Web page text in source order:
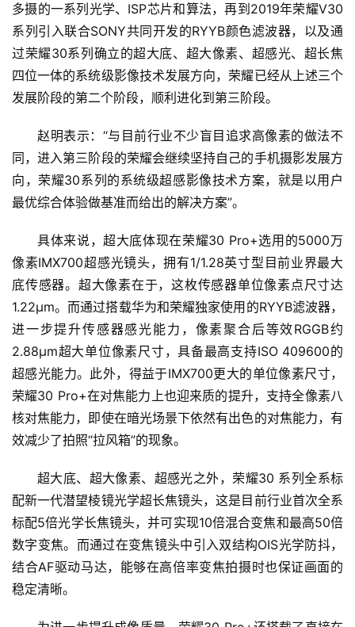
首
页
新
商
业
5
G
人
工
智
多摄的一系列光学、ISP芯片和算法，再到2019年荣耀V30
系列引入联合SONY共同开发的RYYB颜色滤波器，以及通
过荣耀30系列确立的超大底、超大像素、超感光、超长焦
四位一体的系统级影像技术发展方向，荣耀已经从上述三个
发展阶段的第二个阶段，顺利进化到第三阶段。
赵明表示：“与目前行业不少盲目追求高像素的做法不
同，进入第三阶段的荣耀会继续坚持自己的手机摄影发展方
向，荣耀30系列的系统级超感影像技术方案，就是以用户
最优综合体验做基准而给出的解决方案”。
具体来说，超大底体现在荣耀30 Pro+选用的5000万
像素IMX700超感光镜头，拥有1/1.28英寸型目前业界最大
底传感器。超大像素在于，这枚传感器单位像素点尺寸达
1.22μm。而通过搭载华为和荣耀独家使用的RYYB滤波器，
进一步提升传感器感光能力，像素聚合后等效RGGB约
2.88μm超大单位像素尺寸，具备最高支持ISO 409600的
超感光能力。此外，得益于IMX700更大的单位像素尺寸，
荣耀30 Pro+在对焦能力上也迎来质的提升，支持全像素八
核对焦能力，即使在暗光场景下依然有出色的对焦能力，有
效减少了拍照“拉风箱”的现象。
超大底、超大像素、超感光之外，荣耀30 系列全系标
配新一代潜望棱镜光学超长焦镜头，这是目前行业首次全系
标配5倍光学长焦镜头，并可实现10倍混合变焦和最高50倍
数字变焦。而通过在变焦镜头中引入双结构OIS光学防抖，
结合AF驱动马达，能够在高倍率变焦拍摄时也保证画面的
稳定清晰。